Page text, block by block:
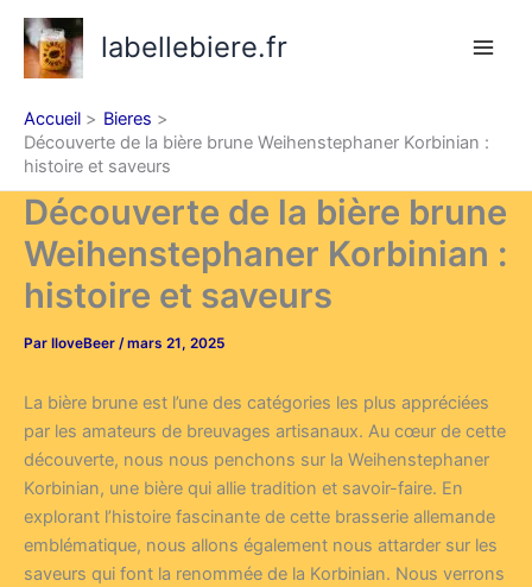
Aller
contenu
labellebiere.fr
Accueil
Bieres
Découverte de la bière brune Weihenstephaner Korbinian :
histoire et saveurs
Découverte de la bière brune
Weihenstephaner Korbinian :
histoire et saveurs
Par IloveBeer /mars 21, 2025
La bière brune est l’une des catégories les plus appréciées
par les amateurs de breuvages artisanaux. Au cœur de cette
découverte, nous nous penchons sur la Weihenstephaner
Korbinian, une bière qui allie tradition et savoir-faire. En
explorant l’histoire fascinante de cette brasserie allemande
emblématique, nous allons également nous attarder sur les
saveurs qui font la renommée de la Korbinian. Nous verrons